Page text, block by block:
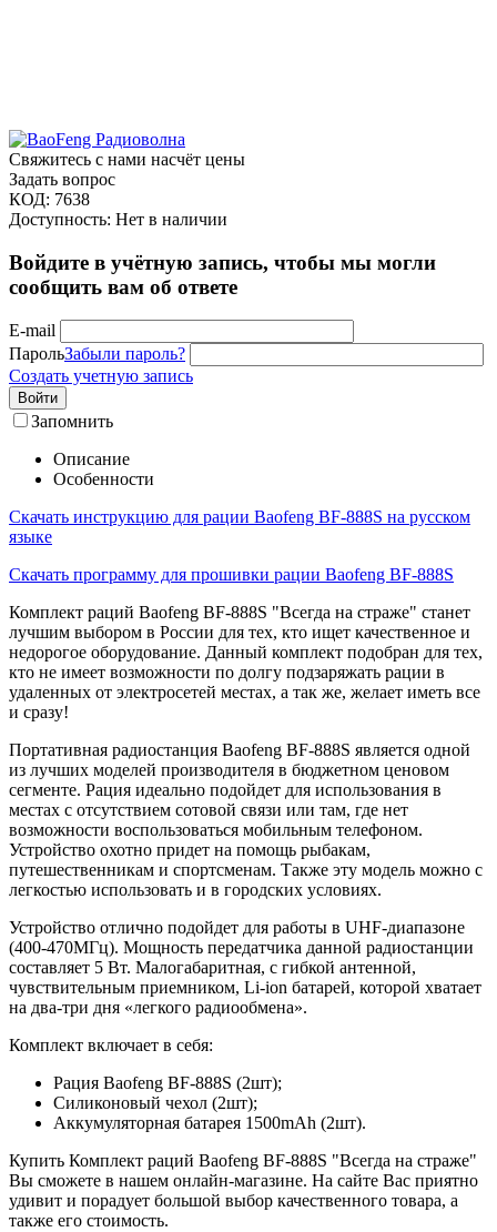
Свяжитесь с нами насчёт цены
Задать вопрос
КОД: 7638
Доступность: Нет в наличии
Войдите в учётную запись, чтобы мы могли
сообщить вам об ответе
E-mail
ПарольЗабыли пароль?
Создать учетную запись
Войти
Запомнить
Описание
Особенности
Скачать инструкцию для рации Baofeng BF-888S на русском
языке
Скачать программу для прошивки рации Baofeng BF-888S
Комплект раций Baofeng BF-888S "Всегда на страже" станет
лучшим выбором в России для тех, кто ищет качественное и
недорогое оборудование. Данный комплект подобран для тех,
кто не имеет возможности по долгу подзаряжать рации в
удаленных от электросетей местах, а так же, желает иметь все
и сразу!
Портативная радиостанция Baofeng BF-888S является одной
из лучших моделей производителя в бюджетном ценовом
сегменте. Рация идеально подойдет для использования в
местах с отсутствием сотовой связи или там, где нет
возможности воспользоваться мобильным телефоном.
Устройство охотно придет на помощь рыбакам,
путешественникам и спортсменам. Также эту модель можно с
легкостью использовать и в городских условиях.
Устройство отлично подойдет для работы в UHF-диапазоне
(400-470MГц). Мощность передатчика данной радиостанции
составляет 5 Вт. Малогабаритная, с гибкой антенной,
чувствительным приемником, Li-ion батарей, которой хватает
на два-три дня «легкого радиообмена».
Комплект включает в себя:
Рация Baofeng BF-888S (2шт);
Силиконовый чехол (2шт);
Аккумуляторная батарея 1500mAh (2шт).
Купить Комплект раций Baofeng BF-888S "Всегда на страже"
Вы сможете в нашем онлайн-магазине. На сайте Вас приятно
удивит и порадует большой выбор качественного товара, а
также его стоимость.